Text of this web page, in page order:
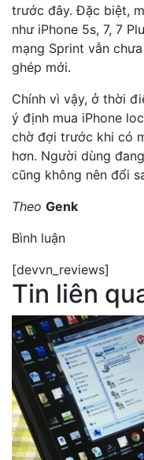
trước đây. Đặc biệt,
như iPhone 5s, 7, 7
mạng Sprint vẫn
ghép mới.
Chính vì vậy, ở thời
ý định mua iPhone
chờ đợi trước khi có
hơn. Người dùng
cũng không nên đổi
Theo Genk
Bình luận
[devvn_reviews]
Tin liên